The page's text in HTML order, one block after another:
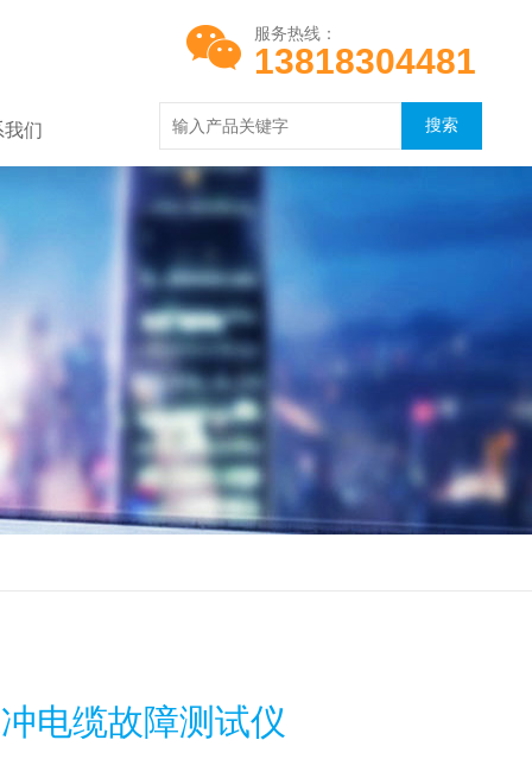
服务热线：
13818304481
我们
电缆故障测试仪